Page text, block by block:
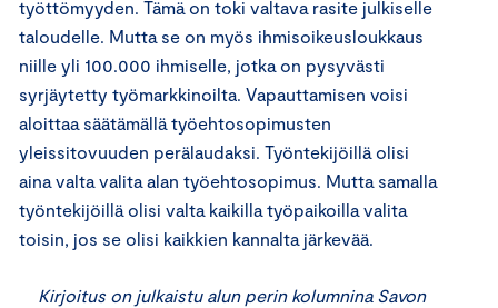
työttömyyden. Tämä on toki valtava rasite julkiselle
taloudelle. Mutta se on myös ihmisoikeusloukkaus
niille yli 100.000 ihmiselle, jotka on pysyvästi
syrjäytetty työmarkkinoilta. Vapauttamisen voisi
aloittaa säätämällä työehtosopimusten
yleissitovuuden perälaudaksi. Työntekijöillä olisi
aina valta valita alan työehtosopimus. Mutta samalla
työntekijöillä olisi valta kaikilla työpaikoilla valita
toisin, jos se olisi kaikkien kannalta järkevää.
Kirjoitus on julkaistu alun perin kolumnina Savon